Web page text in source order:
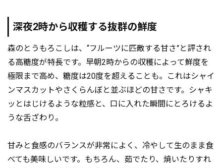
深夜2時から収穫する抜群の鮮度
森のとうもろこしは、“フルーツに匹敵する甘さ”と評され
る高糖度が特長です。早朝2時からの収穫によって鮮度を
極限まで高め、糖度は20度を超えることも。これはシャイ
ンマスカットやさくらんぼと並ぶほどの甘さです。シャキ
ッとはじけるような粒感と、口に入れた瞬間にとろけるよ
うな舌ざわり。
甘みと食感のバランスが非常によく、冷やして生のまま食
べても美味しいです。もちろん、茹でたり、焼いたりすれ